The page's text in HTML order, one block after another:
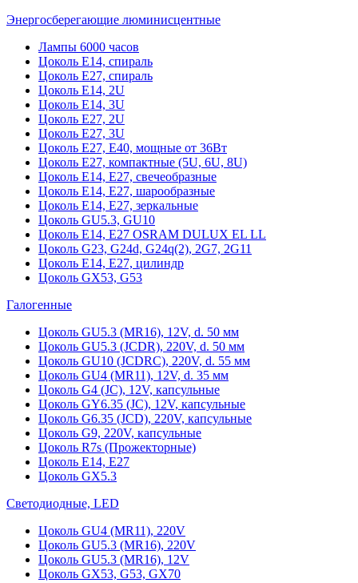
Энергосберегающие люминисцентные
Лампы 6000 часов
Цоколь Е14, спираль
Цоколь Е27, спираль
Цоколь Е14, 2U
Цоколь Е14, 3U
Цоколь Е27, 2U
Цоколь Е27, 3U
Цоколь Е27, Е40, мощные от 36Вт
Цоколь Е27, компактные (5U, 6U, 8U)
Цоколь Е14, Е27, свечеобразные
Цоколь Е14, Е27, шарообразные
Цоколь Е14, Е27, зеркальные
Цоколь GU5.3, GU10
Цоколь Е14, Е27 OSRAM DULUX EL LL
Цоколь G23, G24d, G24q(2), 2G7, 2G11
Цоколь Е14, Е27, цилиндр
Цоколь GX53, G53
Галогенные
Цоколь GU5.3 (MR16), 12V, d. 50 мм
Цоколь GU5.3 (JCDR), 220V, d. 50 мм
Цоколь GU10 (JCDRC), 220V, d. 55 мм
Цоколь GU4 (MR11), 12V, d. 35 мм
Цоколь G4 (JC), 12V, капсульные
Цоколь GY6.35 (JC), 12V, капсульные
Цоколь G6.35 (JCD), 220V, капсульные
Цоколь G9, 220V, капсульные
Цоколь R7s (Прожекторные)
Цоколь E14, E27
Цоколь GX5.3
Светодиодные, LED
Цоколь GU4 (MR11), 220V
Цоколь GU5.3 (MR16), 220V
Цоколь GU5.3 (MR16), 12V
Цоколь GX53, G53, GX70